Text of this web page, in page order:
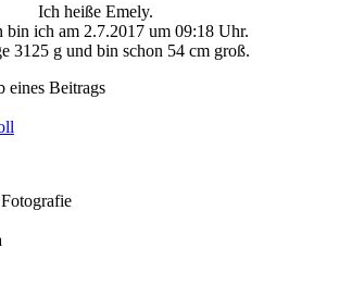
Ich heiße Emely.
bin ich am 2.7.2017 um 09:18 Uhr.
3125 g und bin schon 54 cm groß.
eines Beitrags